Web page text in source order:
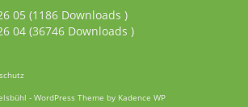
05 (1186 Downloads )
04 (36746 Downloads )
- WordPress Theme by Kadence WP